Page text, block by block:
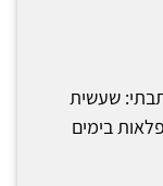
חג החנוכה, חורף 2020, כתבתי: שעשית
בימים